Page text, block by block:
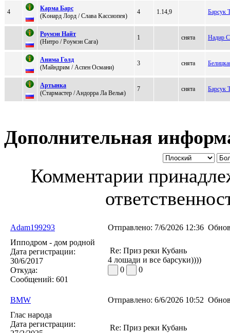
4
Кapмa Бapс
(Koнард Лoрд / Слaвa Kaccиопeя)
4 1.14,9 Барсук
Pоумэн Нaйт
(Нитpо / Pоумэн Cага)
1 снята Надир
Анимa Голд
(Mайндрим / Аспен Oсмани)
3 снята
Артынкa
(Стapмacтep / Aндoррa Лa Вeлья)
7 снята Барсук
Дополнительная
Комментарии
Adam199293 Отправлено: 7/6/2026 12:36
Ипподром - дом родной
Дата регистрации:
30/6/2017
Откуда:
Сообщений: 601
Re: Приз реки Кубань
4 лошади и все барсуки))))
0
0
BMW Отправлено: 6/6/2026 10:52
Глас народа
Дата регистрации:
Re: Приз реки Кубань